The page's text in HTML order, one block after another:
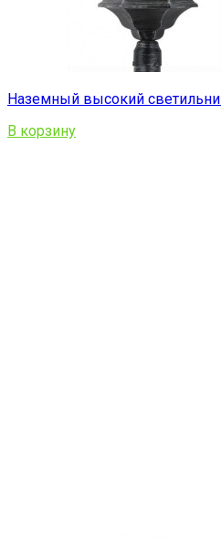
Наземный высокий
В корзину